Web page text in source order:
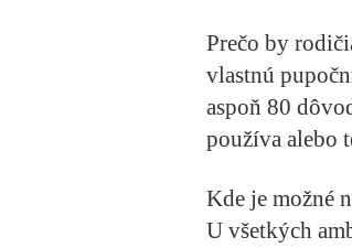
Prečo by
vlastnú
aspoň 80
používa alebo
Kde je možné
U všetkých